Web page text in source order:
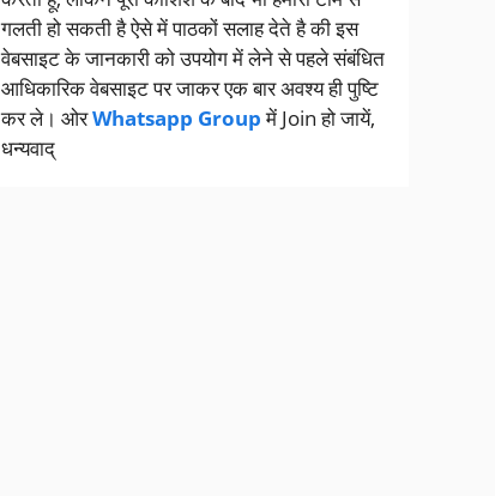
गलती हो सकती है ऐसे में पाठकों सलाह देते है की इस
वेबसाइट के जानकारी को उपयोग में लेने से पहले संबंधित
आधिकारिक वेबसाइट पर जाकर एक बार अवश्य ही पुष्टि
कर ले। ओरWhatsapp Groupमें Join हो जायें,
धन्यवाद्